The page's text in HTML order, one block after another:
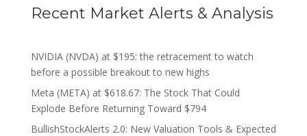
Recent Market Alerts & Analysis
NVIDIA (NVDA) at $195: the retracement to watch
before a possible breakout to new highs
Meta (META) at $618.67: The Stock That Could
Explode Before Returning Toward $794
BullishStockAlerts 2.0: New Valuation Tools & Expected